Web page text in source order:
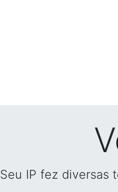
Seu IP fez diversas